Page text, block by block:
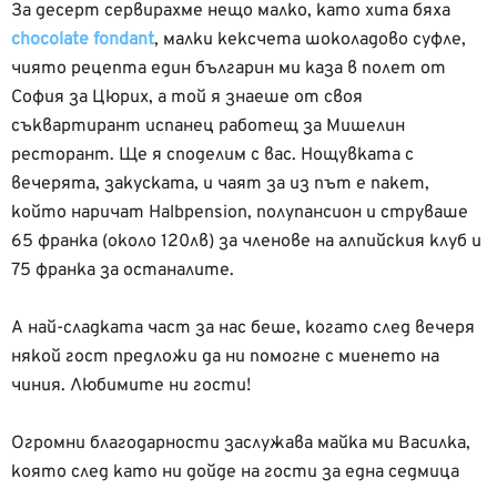
За десерт сервирахме нещо малко, като хита бяха
chocolate fondant, малки кексчета шоколадово суфле,
чиято рецепта един българин ми каза в полет от
София за Цюрих, а той я знаеше от своя
съквартирант испанец работещ за Мишелин
ресторант. Ще я споделим с вас. Нощувката с
вечерята, закуската, и чаят за из път е пакет,
който наричат Halbpension, полупансион и струваше
65 франка (около 120лв) за членове на алпийския клуб и
75 франка за останалите.
А най-сладката част за нас беше, когато след вечеря
някой гост предложи да ни помогне с миенето на
чиния. Любимите ни гости!
Огромни благодарности заслужава майка ми Василка,
която след като ни дойде на гости за една седмица